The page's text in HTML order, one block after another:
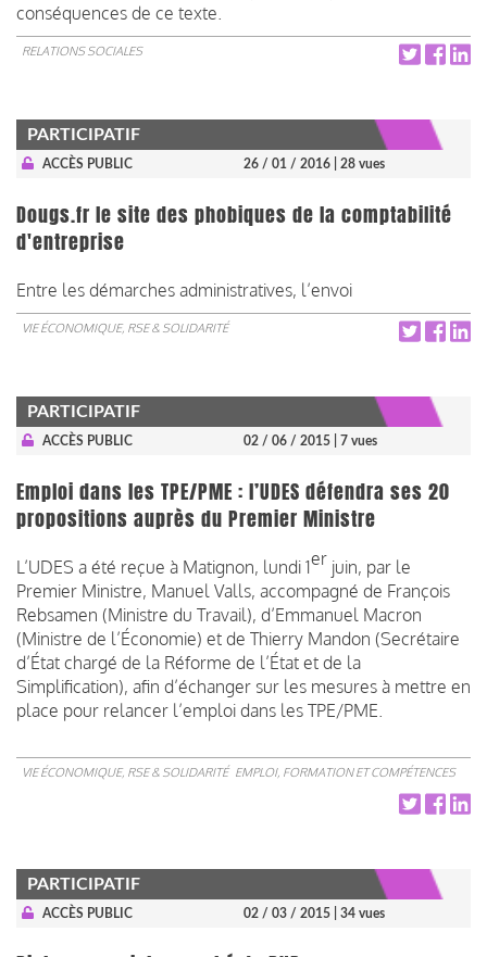
conséquences de ce texte.
RELATIONS SOCIALES
PARTICIPATIF
ACCÈS PUBLIC 26 / 01 / 2016 | 28 vues
Dougs.fr le site des phobiques de la comptabilité
d'entreprise
Entre les démarches administratives, l’envoi
VIE ÉCONOMIQUE, RSE & SOLIDARITÉ
PARTICIPATIF
ACCÈS PUBLIC 02 / 06 / 2015 | 7 vues
Emploi dans les TPE/PME : l’UDES défendra ses 20
propositions auprès du Premier Ministre
L’UDES a été reçue à Matignon, lundi 1er juin, par le
Premier Ministre, Manuel Valls, accompagné de François
Rebsamen (Ministre du Travail), d’Emmanuel Macron
(Ministre de l’Économie) et de Thierry Mandon (Secrétaire
d’État chargé de la Réforme de l’État et de la
Simplification), afin d’échanger sur les mesures à mettre en
place pour relancer l’emploi dans les TPE/PME.
VIE ÉCONOMIQUE, RSE & SOLIDARITÉ EMPLOI, FORMATION ET COMPÉTENCES
PARTICIPATIF
ACCÈS PUBLIC 02 / 03 / 2015 | 34 vues